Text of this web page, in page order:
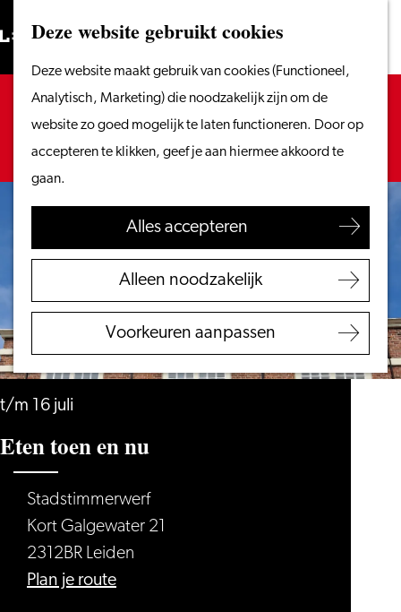
Deze website gebruikt cookies
Deze website maakt gebruik van cookies (Functioneel,
Analytisch, Marketing) die noodzakelijk zijn om de
website zo goed mogelijk te laten functioneren. Door op
accepteren te klikken, geef je aan hiermee akkoord te
gaan.
Alles accepteren
Alleen noodzakelijk
Voorkeuren aanpassen
Ga
naar
homepage
Menu
ZoekenVanaf het water
wandelen
Winkelen
Eten & drinken
Met kinderen
VVV Leiden
Bereikbaarheid
Regio Leiden
Zoeken
Sorry, deze activiteit is niet meer beschikbaar.
Bekijk hetactuele aanbodvoor de beschikbare
opties.
t/m 16 juli
Eten toen en nu
Stadstimmerwerf
Kort Galgewater 21
2312BR Leiden
Plan je routenaar